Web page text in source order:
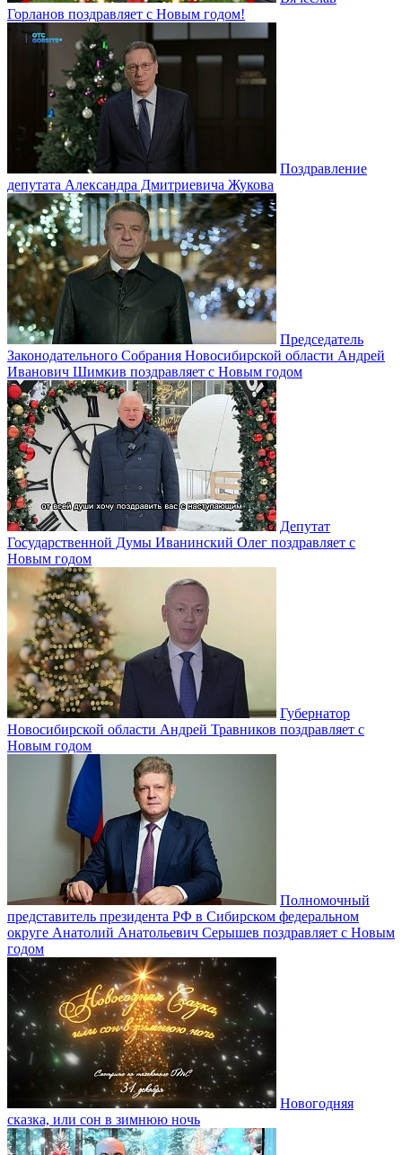
Горланов поздравляет с Новым годом!
Поздравление
депутата Александра Дмитриевича Жукова
Председатель
Законодательного Собрания Новосибирской области Андрей
Иванович Шимкив поздравляет с Новым годом
Депутат
Государственной Думы Иванинский Олег поздравляет с
Новым годом
Губернатор
Новосибирской области Андрей Травников поздравляет с
Новым годом
Полномочный
представитель президента РФ в Сибирском федеральном
округе Анатолий Анатольевич Серышев поздравляет с Новым
годом
Новогодняя
сказка, или сон в зимнюю ночь